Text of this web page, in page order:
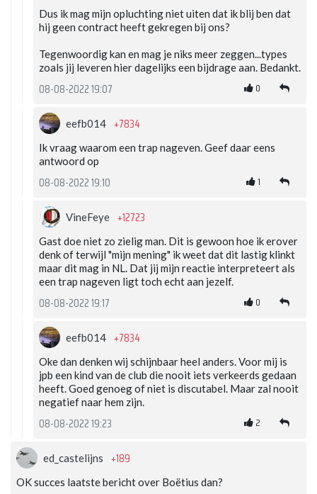
Dus ik mag mijn opluchting niet uiten dat ik blij ben dat
hij geen contract heeft gekregen bij ons?
Tegenwoordig kan en mag je niks meer zeggen...types
zoals jij leveren hier dagelijks een bijdrage aan. Bedankt.
08-08-2022 19:07 0
eefb014 +7834
Ik vraag waarom een trap nageven. Geef daar eens
antwoord op
08-08-2022 19:10 1
VineFeye +12723
Gast doe niet zo zielig man. Dit is gewoon hoe ik erover
denk of terwijl "mijn mening" ik weet dat dit lastig klinkt
maar dit mag in NL. Dat jij mijn reactie interpreteert als
een trap nageven ligt toch echt aan jezelf.
08-08-2022 19:17 0
eefb014 +7834
Oke dan denken wij schijnbaar heel anders. Voor mij is
jpb een kind van de club die nooit iets verkeerds gedaan
heeft. Goed genoeg of niet is discutabel. Maar zal nooit
negatief naar hem zijn.
08-08-2022 19:23 2
ed_castelijns +189
OK succes laatste bericht over Boëtius dan?